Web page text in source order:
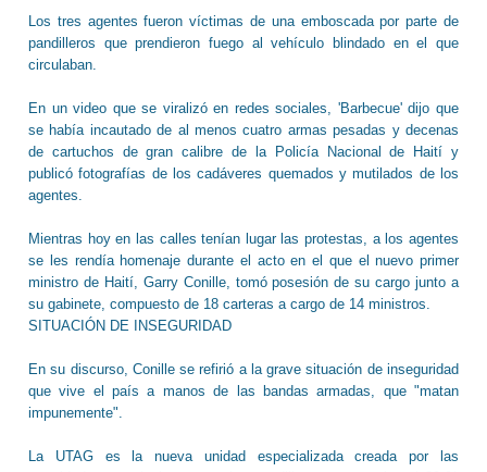
Los tres agentes fueron víctimas de una emboscada por parte de
pandilleros que prendieron fuego al vehículo blindado en el que
circulaban.
En un video que se viralizó en redes sociales, 'Barbecue' dijo que
se había incautado de al menos cuatro armas pesadas y decenas
de cartuchos de gran calibre de la Policía Nacional de Haití y
publicó fotografías de los cadáveres quemados y mutilados de los
agentes.
Mientras hoy en las calles tenían lugar las protestas, a los agentes
se les rendía homenaje durante el acto en el que el nuevo primer
ministro de Haití, Garry Conille, tomó posesión de su cargo junto a
su gabinete, compuesto de 18 carteras a cargo de 14 ministros.
SITUACIÓN DE INSEGURIDAD
En su discurso, Conille se refirió a la grave situación de inseguridad
que vive el país a manos de las bandas armadas, que "matan
impunemente".
La UTAG es la nueva unidad especializada creada por las